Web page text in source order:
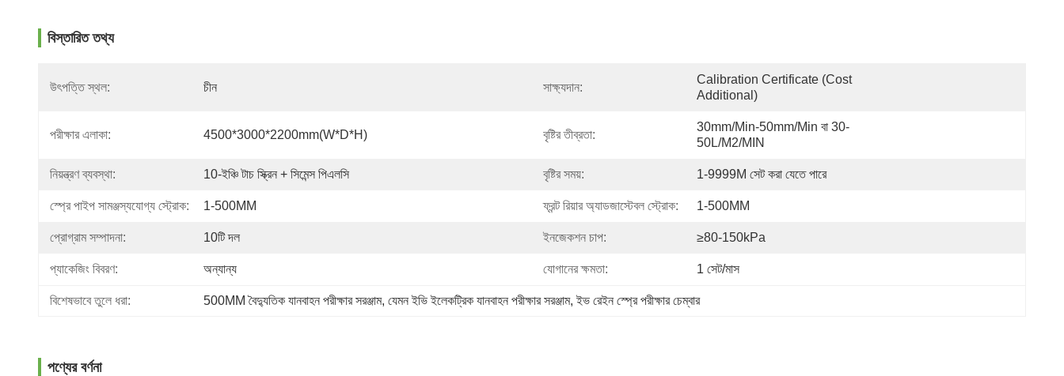
বিস্তারিত তথ্য
উৎপত্তি স্থল: চীন সাক্ষ্যদান:
Calibration Certificate (Cost
Additional)
পরীক্ষার এলাকা: 4500*3000*2200mm(W*D*H) বৃষ্টির তীব্রতা:
30mm/min-50mm/min বা 30-
50L/M2/MIN
নিয়ন্ত্রণ ব্যবস্থা: 10-ইঞ্চি টাচ স্ক্রিন + সিমেন্স পিএলসি বৃষ্টির সময়: 1-9999M সেট করা যেতে পারে
স্প্রে পাইপ সামঞ্জস্যযোগ্য স্ট্রোক: 1-500MM ফ্রন্ট রিয়ার অ্যাডজাস্টেবল স্ট্রোক: 1-500MM
প্রোগ্রাম সম্পাদনা: 10টি দল ইনজেকশন চাপ: ≥80-150kPa
প্যাকেজিং বিবরণ: অন্যান্য যোগানের ক্ষমতা: 1 সেট/মাস
বিশেষভাবে তুলে ধরা: 500MM বৈদ্যুতিক যানবাহন পরীক্ষার সরঞ্জাম, যেমন ইভি ইলেকট্রিক যানবাহন পরীক্ষার সরঞ্জাম, ইভ রেইন স্প্রে পরীক্ষার চেম্বার
পণ্যের বর্ণনা